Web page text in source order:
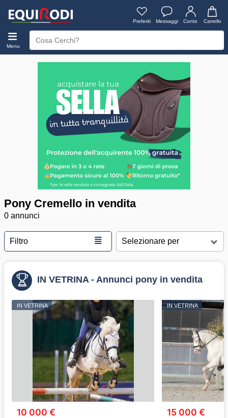
Preferiti Messaggi Conto Carrello
Menu
Pony Cremello in vendita
0 annunci
Filtro ≣
IN VETRINA - Annunci pony in vendita
IN VETRINA
10 000 €
IN VETRINA
15 000 €